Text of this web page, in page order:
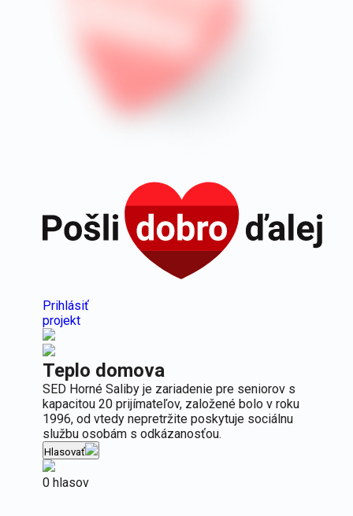
Prihlásiť
projekt
Teplo domova
SED Horné Saliby je zariadenie pre seniorov s
kapacitou 20 prijímateľov, založené bolo v roku
1996, od vtedy nepretržite poskytuje sociálnu
službu osobám s odkázanosťou.
Hlasovať
0 hlasov